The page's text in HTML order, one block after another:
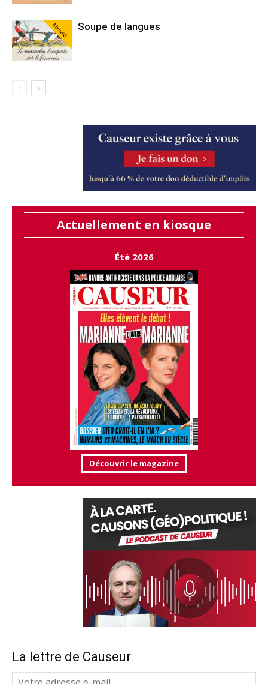
Abonné Soupe de langues
Actuellement en kiosque
Été 2026
Découvrir le magazine
La lettre de Causeur